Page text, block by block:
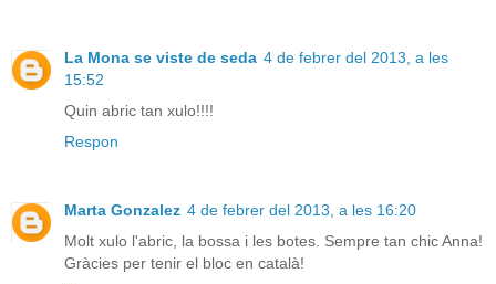
La Mona se viste de seda 4 de febrer del 2013, a les
15:52
Quin abric tan xulo!!!!
Respon
Marta Gonzalez 4 de febrer del 2013, a les 16:20
Molt xulo l'abric, la bossa i les botes. Sempre tan chic Anna!
Gràcies per tenir el bloc en català!